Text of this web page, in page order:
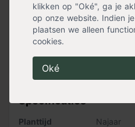
klikken op "Oké", ga je
op onze website. Indien
plaatsen we alleen
cookies.
Oké
Houd drie keer de
van de bloembolaan voor de
afstand.
Specificaties
Planttijd
Najaar